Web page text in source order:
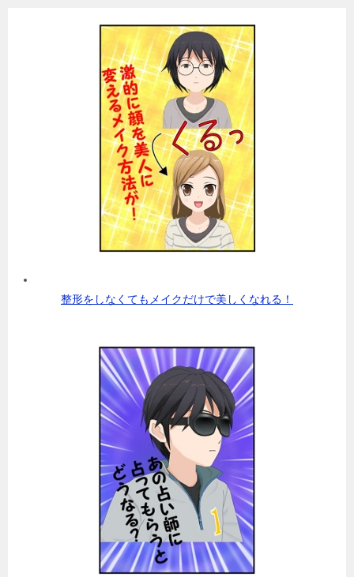
整形をしなくてもメイクだけで美しくなれる！